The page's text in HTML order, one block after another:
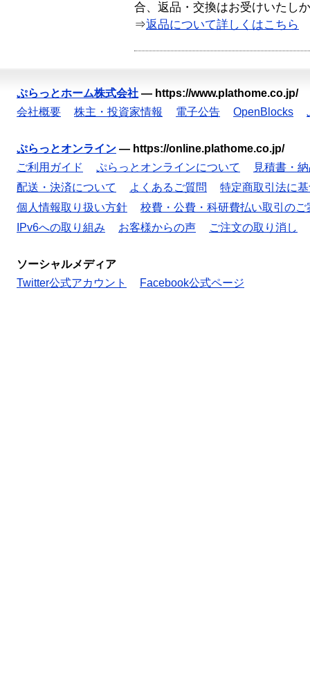
合、返品・交換はお受けいたし
⇒返品について詳しくはこちら
ぷらっとホーム株式会社 — https://www.plathome.co.jp/
会社概要
株主・投資家情報 電子公告 OpenBlocks
ぷらっとオンライン — https://online.plathome.co.jp/
ご利用ガイド
ぷらっとオンラインについて
見積書・
配送・決済について
よくあるご質問
特定商取引法に
個人情報取り扱い方針
校費・公費・科研費払い取引のご
IPv6への取り組み
お客様からの声 ご注文の取り消し
ソーシャルメディア
Twitter公式アカウント
Facebook公式ページ